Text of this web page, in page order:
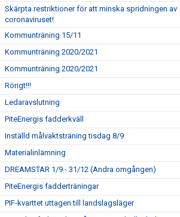
Skärpta restriktioner för att minska spridningen av
coronaviruset!
Kommunträning 15/11
Kommunträning 2020/2021
Kommunträning 2020/2021
Rörigt!!!
Ledaravslutning
PiteEnergis fadderkväll
Inställd målvaktsträning tisdag 8/9
Materialinlämning
DREAMSTAR 1/9 - 31/12 (Andra omgången)
PiteEnergis fadderträningar
PIF-kvarttet uttagen till landslagsläger